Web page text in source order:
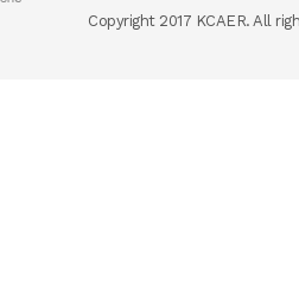
Copyright 2017 KCAER. All